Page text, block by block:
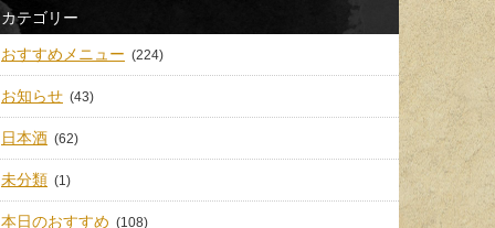
カテゴリー
おすすめメニュー (224)
お知らせ (43)
日本酒 (62)
未分類 (1)
本日のおすすめ (108)